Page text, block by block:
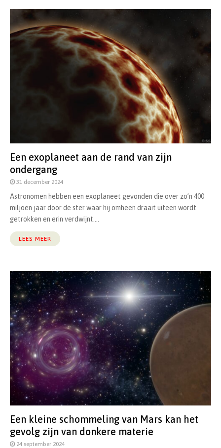
Een exoplaneet aan de rand van zijn
ondergang
31 december 2024
Astronomen hebben een exoplaneet gevonden die over zo’n 400
miljoen jaar door de ster waar hij omheen draait uiteen wordt
getrokken en erin verdwijnt....
LEES MEER
Een kleine schommeling van Mars kan het
gevolg zijn van donkere materie
24 september 2024